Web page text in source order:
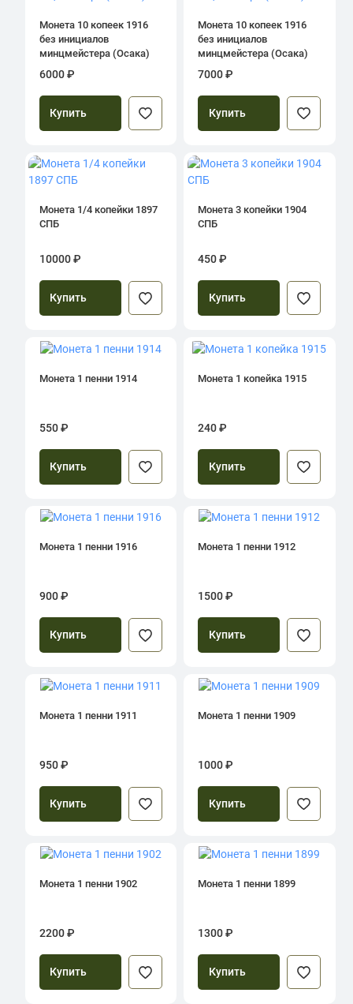
Монета 10 копеек 1916
без инициалов
минцмейстера (Осака)
6000 ₽
Купить
Монета 10 копеек 1916
без инициалов
минцмейстера (Осака)
7000 ₽
Купить
Монета 1/4 копейки 1897
СПБ
10000 ₽
Купить
Монета 3 копейки 1904
СПБ
450 ₽
Купить
Монета 1 пенни 1914
550 ₽
Купить
Монета 1 копейка 1915
240 ₽
Купить
Монета 1 пенни 1916
900 ₽
Купить
Монета 1 пенни 1912
1500 ₽
Купить
Монета 1 пенни 1911
950 ₽
Купить
Монета 1 пенни 1909
1000 ₽
Купить
Монета 1 пенни 1902
2200 ₽
Купить
Монета 1 пенни 1899
1300 ₽
Купить